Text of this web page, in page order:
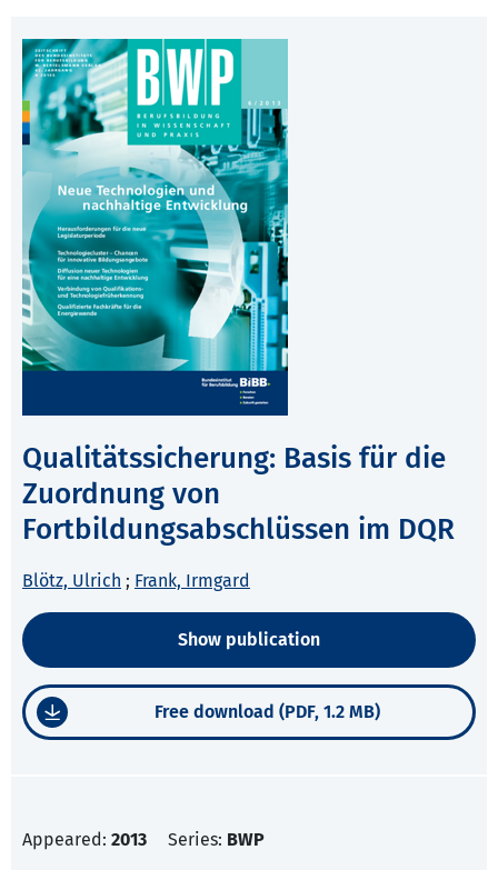
Qualitätssicherung: Basis für die
Zuordnung von
Fortbildungsabschlüssen im DQR
Blötz, Ulrich ; Frank, Irmgard
Show publication
Free download (PDF, 1.2 MB)
Appeared: 2013 Series: BWP